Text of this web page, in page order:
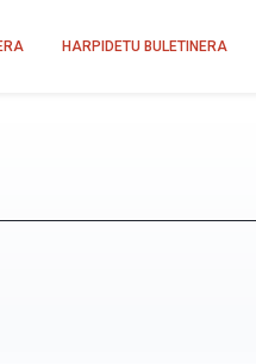
HARPIDETU BULETINERA